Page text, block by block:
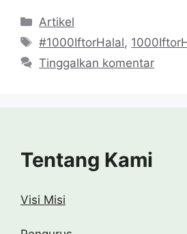
Kategori
Artikel
Tag
#1000IftorHalal,
Tinggalkan komentar
Tentang Kami
Visi Misi